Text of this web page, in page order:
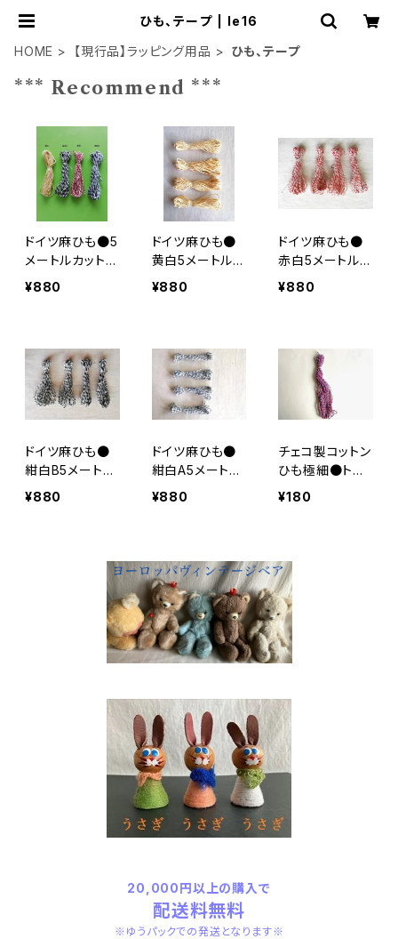
ひも、テープ | le16
HOME
【現行品】ラッピング用品 ひも、テープ
*** Recommend ***
ドイツ麻ひも●5
メートルカット×
４色セット
¥880
ドイツ麻ひも●
黄白5メートルカ
ット×４本セット
¥880
ドイツ麻ひも●
赤白5メートルカ
ット×４本セット
¥880
ドイツ麻ひも●
紺白B5メートル
カット×４本セッ
¥880
ドイツ麻ひも●
紺白A5メートル
カット×４本セッ
¥880
チェコ製コットン
ひも極細●トリ
コロール5メート
¥180
20,000円以上の購入で
配送料無料
※ゆうパックでの発送となります※